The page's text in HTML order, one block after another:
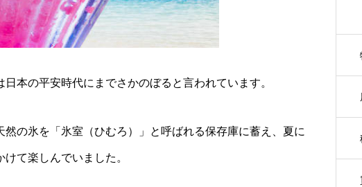
本の平安時代にまでさかのぼると言われています。
の氷を「氷室（ひむろ）」と呼ばれる保存庫に蓄え、夏に
て楽しんでいました。